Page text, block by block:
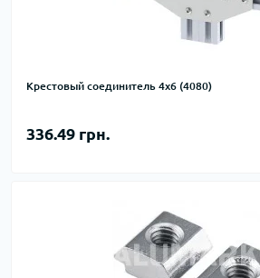
Крестовый соединитель 4х6 (4080)
336.49 грн.